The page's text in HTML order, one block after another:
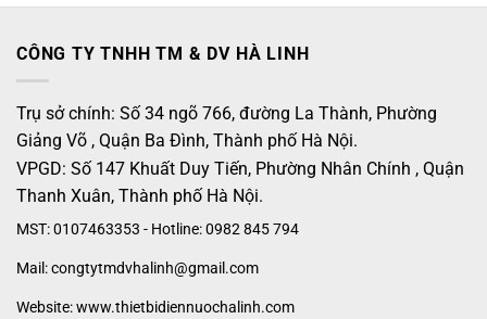
CÔNG TY TNHH TM & DV HÀ LINH
Trụ sở chính: Số 34 ngõ 766, đường La Thành, Phường
Giảng Võ , Quận Ba Đình, Thành phố Hà Nội.
VPGD: Số 147 Khuất Duy Tiến, Phường Nhân Chính , Quận
Thanh Xuân, Thành phố Hà Nội.
MST: 0107463353 - Hotline: 0982 845 794
Mail: congtytmdvhalinh@gmail.com
Website: www.thietbidiennuochalinh.com